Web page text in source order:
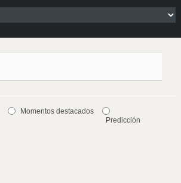
Momentos destacados
Predicción